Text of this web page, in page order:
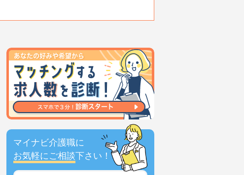
マイナビ介護職に
お気軽にご相談下さい！